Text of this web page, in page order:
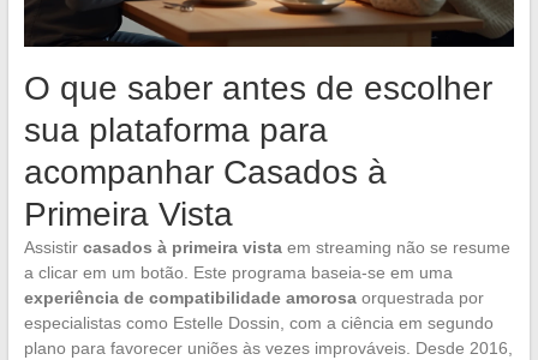
O que saber antes de escolher
sua plataforma para
acompanhar Casados à
Primeira Vista
Assistir casados à primeira vistaem streaming não se resume
a clicar em um botão. Este programa baseia-se em uma
experiência de compatibilidade amorosaorquestrada por
especialistas como Estelle Dossin, com a ciência em segundo
plano para favorecer uniões às vezes improváveis. Desde 2016,